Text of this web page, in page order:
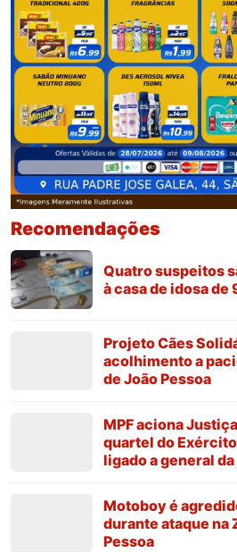
Recomendações
Quatro suspeitos
à casa de idosa de
Projeto Cães
acolhimento a
de João Pessoa
MPF aciona
quartel do
ligado a general
Motoboy é
durante ataque na
Pessoa